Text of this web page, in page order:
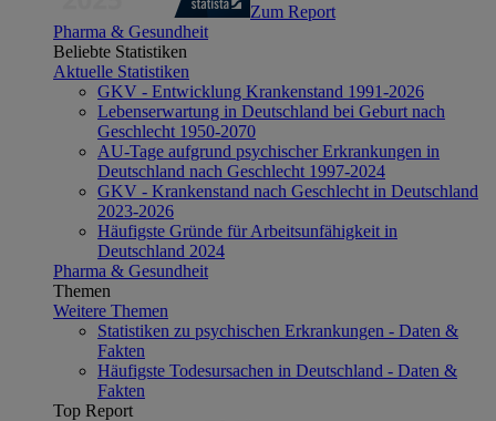
Zum Report
Pharma & Gesundheit
Beliebte Statistiken
Aktuelle Statistiken
GKV - Entwicklung Krankenstand 1991-2026
Lebenserwartung in Deutschland bei Geburt nach
Geschlecht 1950-2070
AU-Tage aufgrund psychischer Erkrankungen in
Deutschland nach Geschlecht 1997-2024
GKV - Krankenstand nach Geschlecht in Deutschland
2023-2026
Häufigste Gründe für Arbeitsunfähigkeit in
Deutschland 2024
Pharma & Gesundheit
Themen
Weitere Themen
Statistiken zu psychischen Erkrankungen - Daten &
Fakten
Häufigste Todesursachen in Deutschland - Daten &
Fakten
Top Report